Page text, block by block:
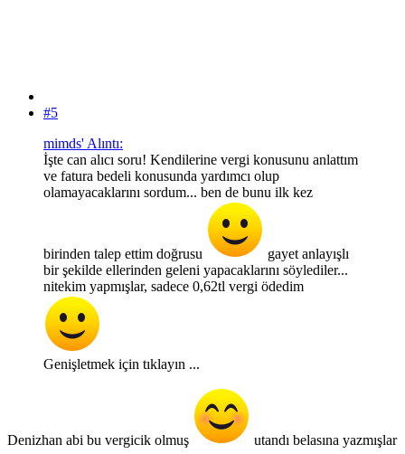
#5
mimds' Alıntı:
İşte can alıcı soru! Kendilerine vergi konusunu anlattım
ve fatura bedeli konusunda yardımcı olup
olamayacaklarını sordum... ben de bunu ilk kez
birinden talep ettim doğrusu
gayet anlayışlı
bir şekilde ellerinden geleni yapacaklarını söylediler...
nitekim yapmışlar, sadece 0,62tl vergi ödedim
Genişletmek için tıklayın ...
Denizhan abi bu vergicik olmuş utandı belasına yazmışlar